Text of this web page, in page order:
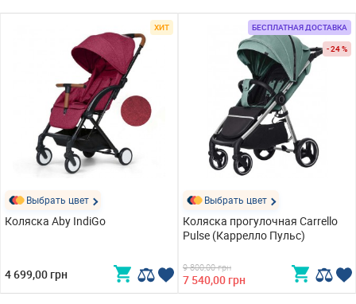
ХИТ
Выбрать цвет
Коляска Aby IndiGo
4 699,00 грн
БЕСПЛАТНАЯ ДОСТАВКА
- 24 %
Выбрать цвет
Коляска прогулочная Carrello
Pulse (Каррелло Пульс)
9 800,00 грн
7 540,00 грн